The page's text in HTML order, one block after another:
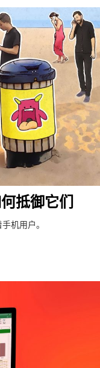
抵御它们
机用户。